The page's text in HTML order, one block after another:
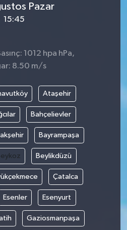
Pazar
15:45
1012 hpa hPa,
8.50 m/s
Ataşehir
Bahçelievler
Bayrampaşa
Beylikdüzü
Çatalca
Esenler Esenyurt
Gaziosmanpaşa